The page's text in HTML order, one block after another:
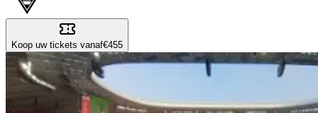
Koop uw tickets vanaf€455